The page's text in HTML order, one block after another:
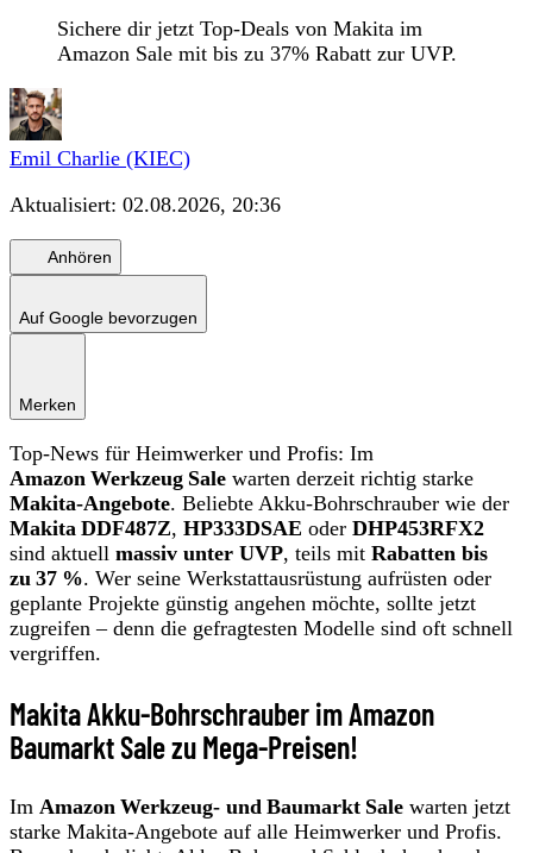
Sichere dir jetzt Top-Deals von Makita im
Amazon Sale mit bis zu 37% Rabatt zur UVP.
Emil Charlie (KIEC)
Aktualisiert: 02.08.2026, 20:36
Anhören
Auf Google bevorzugen
Merken
Top-News für Heimwerker und Profis: Im
Amazon Werkzeug Sale warten derzeit richtig starke
Makita‑Angebote. Beliebte Akku‑Bohrschrauber wie der
Makita DDF487Z, HP333DSAE oder DHP453RFX2
sind aktuell massiv unter UVP, teils mit Rabatten bis
zu 37 %. Wer seine Werkstattausrüstung aufrüsten oder
geplante Projekte günstig angehen möchte, sollte jetzt
zugreifen – denn die gefragtesten Modelle sind oft schnell
vergriffen.
Makita Akku-Bohrschrauber im Amazon
Baumarkt Sale zu Mega-Preisen!
Im Amazon Werkzeug‑ und Baumarkt Sale warten jetzt
starke Makita‑Angebote auf alle Heimwerker und Profis.